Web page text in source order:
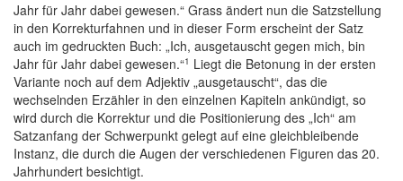
Jahr für Jahr dabei gewesen.“ Grass ändert nun die Satzstellung
in den Korrekturfahnen und in dieser Form erscheint der Satz
auch im gedruckten Buch: „Ich, ausgetauscht gegen mich, bin
Jahr für Jahr dabei gewesen.“1 Liegt die Betonung in der ersten
Variante noch auf dem Adjektiv „ausgetauscht“, das die
wechselnden Erzähler in den einzelnen Kapiteln ankündigt, so
wird durch die Korrektur und die Positionierung des „Ich“ am
Satzanfang der Schwerpunkt gelegt auf eine gleichbleibende
Instanz, die durch die Augen der verschiedenen Figuren das 20.
Jahrhundert besichtigt.